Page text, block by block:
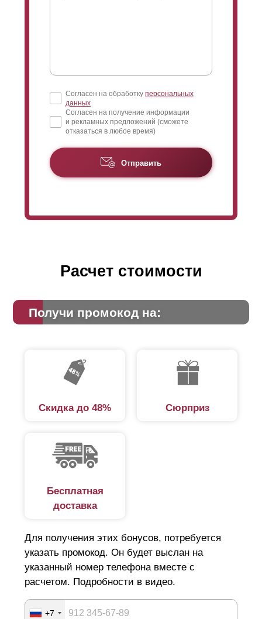
Согласен на обработку персональных
данных
Согласен на получение информации
и рекламных предложений (сможете
отказаться в любое время)
Отправить
Расчет стоимости
Получи промокод на:
Скидка до 48% Сюрприз
Бесплатная
доставка
Для получения этих бонусов, потребуется
указать промокод. Он будет выслан на
указанный номер телефона вместе с
расчетом. Подробности в видео.
+7